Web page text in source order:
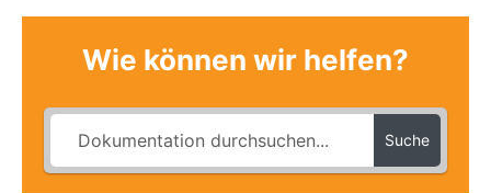
Wie können wir helfen?
Suche